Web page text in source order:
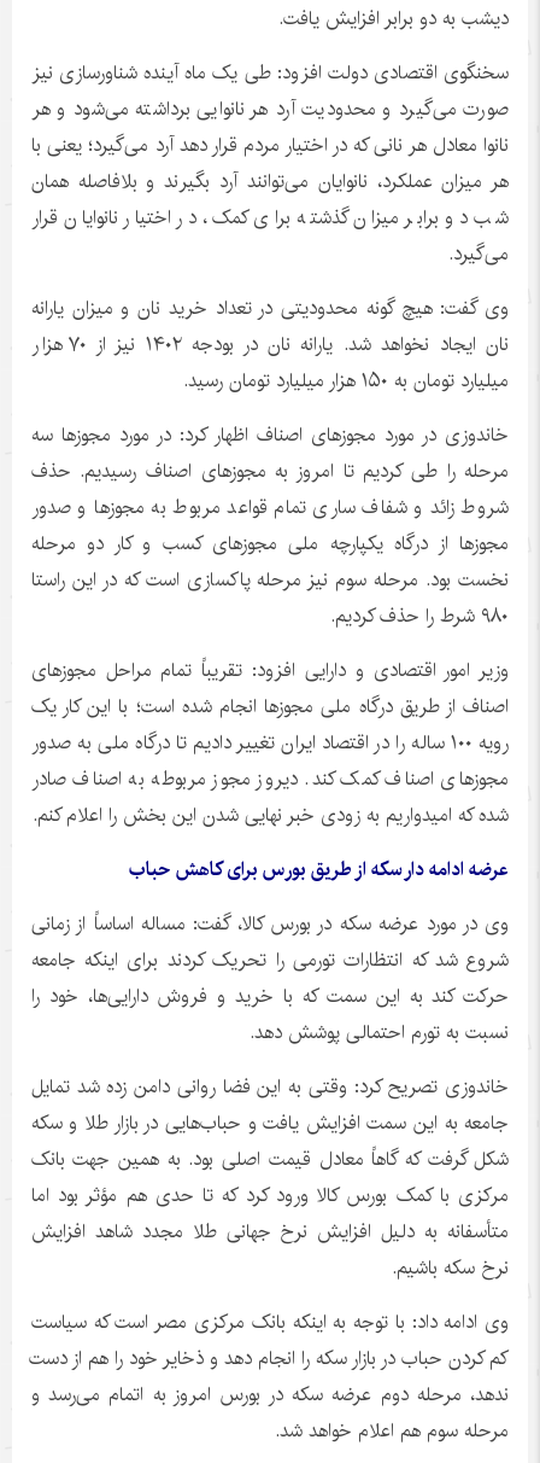
دیشب به دو برابر افزایش یافت.
سخنگوی اقتصادی دولت افزود: طی یک ماه آینده شناورسازی نیز
صورت می‌گیرد و محدودیت آرد هر نانوایی برداشته می‌شود و هر
نانوا معادل هر نانی که در اختیار مردم قرار دهد آرد می‌گیرد؛ یعنی با
هر میزان عملکرد، نانوایان می‌توانند آرد بگیرند و بلافاصله همان
شب دو برابر میزان گذشته برای کمک، در اختیار نانوایان قرار
می‌گیرد.
وی گفت: هیچ گونه محدودیتی در تعداد خرید نان و میزان یارانه
نان ایجاد نخواهد شد. یارانه نان در بودجه ۱۴۰۲ نیز از ۷۰ هزار
میلیارد تومان به ۱۵۰ هزار میلیارد تومان رسید.
خاندوزی در مورد مجوزهای اصناف اظهار کرد: در مورد مجوزها سه
مرحله را طی کردیم تا امروز به مجوزهای اصناف رسیدیم. حذف
شروط زائد و شفاف ساری تمام قواعد مربوط به مجوزها و صدور
مجوزها از درگاه یکپارچه ملی مجوزهای کسب و کار دو مرحله
نخست بود. مرحله سوم نیز مرحله پاکسازی است که در این راستا
۹۸۰ شرط را حذف کردیم.
وزیر امور اقتصادی و دارایی افزود: تقریباً تمام مراحل مجوزهای
اصناف از طریق درگاه ملی مجوزها انجام شده است؛ با این کار یک
رویه ۱۰۰ ساله را در اقتصاد ایران تغییر دادیم تا درگاه ملی به صدور
مجوزهای اصناف کمک کند. دیروز مجوز مربوطه به اصناف صادر
شده که امیدواریم به زودی خبر نهایی شدن این بخش را اعلام کنم.
عرضه ادامه دار سکه از طریق بورس برای کاهش حباب
وی در مورد عرضه سکه در بورس کالا، گفت: مساله اساساً از زمانی
شروع شد که انتظارات تورمی را تحریک کردند برای اینکه جامعه
حرکت کند به این سمت که با خرید و فروش دارایی‌ها، خود را
نسبت به تورم احتمالی پوشش دهد.
خاندوزی تصریح کرد: وقتی به این فضا روانی دامن زده شد تمایل
جامعه به این سمت افزایش یافت و حباب‌هایی در بازار طلا و سکه
شکل گرفت که گاهاً معادل قیمت اصلی بود. به همین جهت بانک
مرکزی با کمک بورس کالا ورود کرد که تا حدی هم مؤثر بود اما
متأسفانه به دلیل افزایش نرخ جهانی طلا مجدد شاهد افزایش
نرخ سکه باشیم.
وی ادامه داد: با توجه به اینکه بانک مرکزی مصر است که سیاست
کم کردن حباب در بازار سکه را انجام دهد و ذخایر خود را هم از دست
ندهد، مرحله دوم عرضه سکه در بورس امروز به اتمام می‌رسد و
مرحله سوم هم اعلام خواهد شد.